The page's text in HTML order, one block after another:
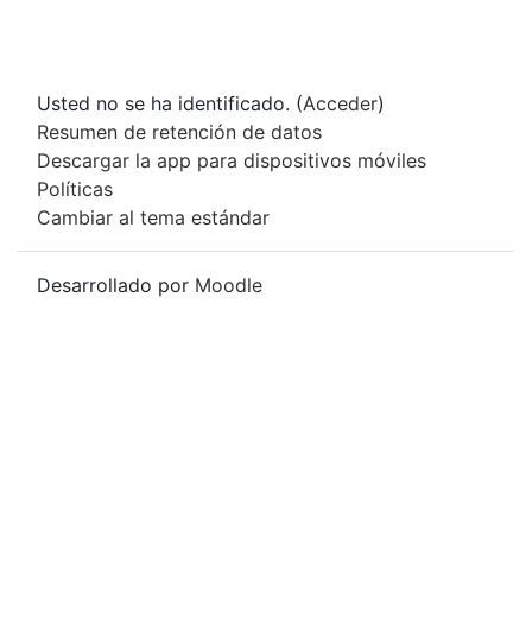
Usted no se ha identificado. (Acceder)
Resumen de retención de datos
Descargar la app para dispositivos móviles
Políticas
Cambiar al tema estándar
Desarrollado por Moodle